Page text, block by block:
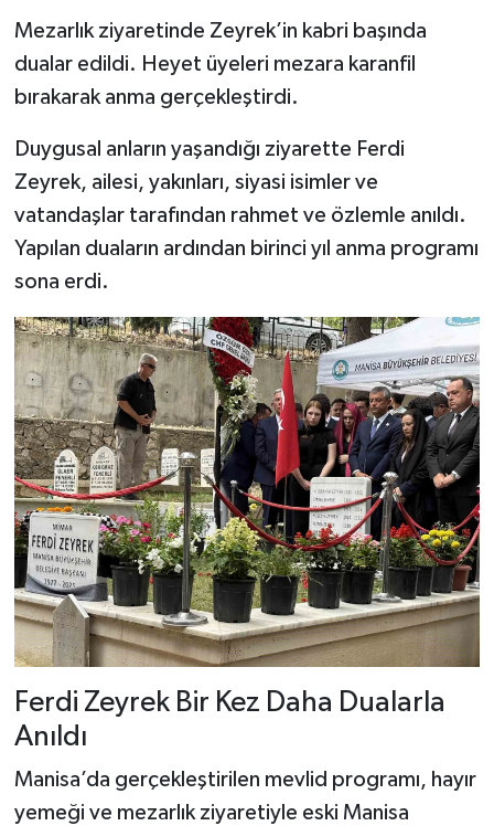
Mezarlık ziyaretinde Zeyrek’in kabri başında
dualar edildi. Heyet üyeleri mezara karanfil
bırakarak anma gerçekleştirdi.
Duygusal anların yaşandığı ziyarette Ferdi
Zeyrek, ailesi, yakınları, siyasi isimler ve
vatandaşlar tarafından rahmet ve özlemle anıldı.
Yapılan duaların ardından birinci yıl anma programı
sona erdi.
Ferdi Zeyrek Bir Kez Daha Dualarla
Anıldı
Manisa’da gerçekleştirilen mevlid programı, hayır
yemeği ve mezarlık ziyaretiyle eski Manisa